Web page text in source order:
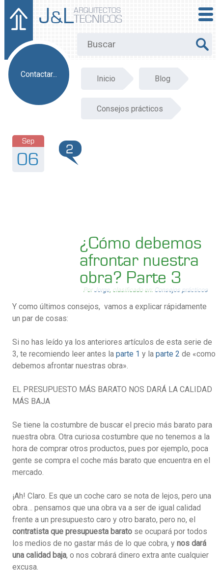
J&LARQUITECTOS
TECNICOS
Contactar... Inicio Blog
Consejos prácticos
Sep
06
2
¿Cómo debemos
afrontar nuestra
obra? Parte 3
Por Jorge , clasificado en: Consejos prácticos
Y como últimos consejos, vamos a explicar rápidamente
un par de cosas:
Si no has leído ya los anteriores artículos de esta serie de
3, te recomiendo leer antes la parte 1 y la parte 2 de «como
debemos afrontar nuestras obra».
EL PRESUPUESTO MÁS BARATO NOS DARÁ LA CALIDAD
MÁS BAJA
Se tiene la costumbre de buscar el precio más barato para
nuestra obra. Otra curiosa costumbre que no tenemos a la
hora de comprar otros productos, pues por ejemplo, poca
gente se compra el coche más barato que encuentra en el
mercado.
¡Ah! Claro. Es que un coche caro se nota de lejos, pero una
obra… pensamos que una obra va a ser de igual calidad
frente a un presupuesto caro y otro barato, pero no, el
contratista que presupuesta baratose ocupará por todos
los medios de no gastar más de lo que cobra, y nos dará
una calidad baja, o nos cobrará dinero extra ante cualquier
excusa.